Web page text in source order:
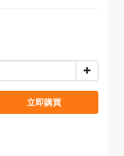
立即購買